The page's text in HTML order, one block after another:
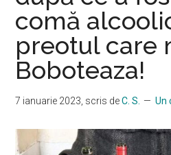
comă
preotul care
Boboteaza!
7 ianuarie 2023 , scris deC. S. Un